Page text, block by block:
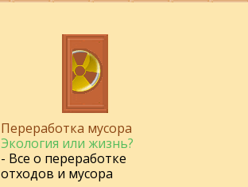
Переработка мусора
Экология или жизнь?
- Все о переработке
отходов и мусора